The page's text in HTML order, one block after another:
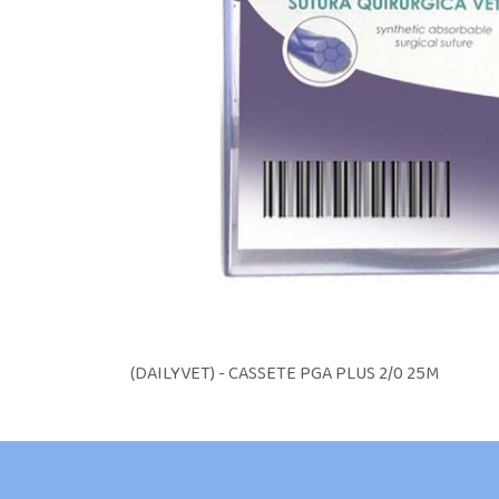
(DAILYVET) - CASSETE PGA PLUS 2/0 25M